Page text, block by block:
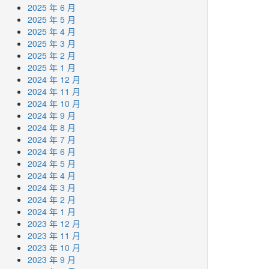
2025 年 6 月
2025 年 5 月
2025 年 4 月
2025 年 3 月
2025 年 2 月
2025 年 1 月
2024 年 12 月
2024 年 11 月
2024 年 10 月
2024 年 9 月
2024 年 8 月
2024 年 7 月
2024 年 6 月
2024 年 5 月
2024 年 4 月
2024 年 3 月
2024 年 2 月
2024 年 1 月
2023 年 12 月
2023 年 11 月
2023 年 10 月
2023 年 9 月